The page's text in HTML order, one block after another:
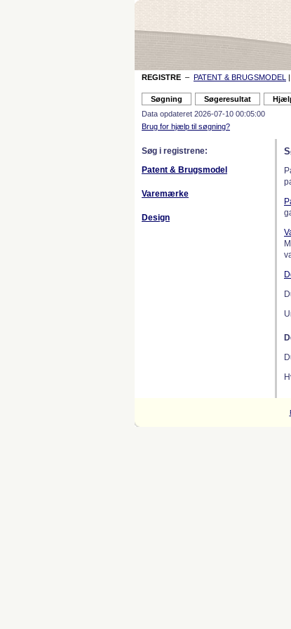
REGISTRE – PATENT & BRUGSMODEL |
Data opdateret 2026-07-10 00:05:00
Brug for hjælp til søgning?
Søg i registrene:
Patent & Brugsmodel
Varemærke
Design